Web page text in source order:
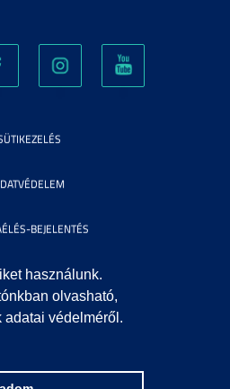
használunk.
olvasható,
adatai védelméről.
BEJELENTÉS
ADATOK